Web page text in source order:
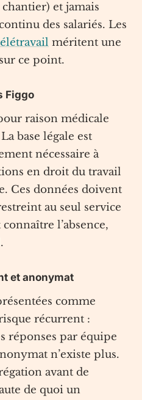
et jamais
des salariés. Les
méritent une
ce point.
Figgo
raison médicale
base légale est
nécessaire à
en droit du travail
Ces données doivent
au seul service
l’absence,
et anonymat
comme
récurrent :
réponses par équipe
n’existe plus.
avant de
de quoi un